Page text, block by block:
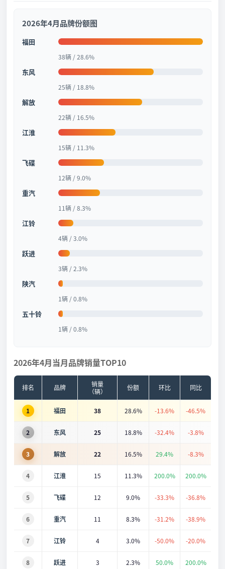
2026年4月品牌份额图
福田
38辆 / 28.6%
东风
25辆 / 18.8%
解放
22辆 / 16.5%
江淮
15辆 / 11.3%
飞碟
12辆 / 9.0%
重汽
11辆 / 8.3%
江铃
4辆 / 3.0%
跃进
3辆 / 2.3%
陕汽
1辆 / 0.8%
五十铃
1辆 / 0.8%
2026年4月当月品牌销量TOP10
排名 品牌
销量
（辆）
份额 环比 同比
1 福田 38 28.6% -13.6% -46.5%
2 东风 25 18.8% -32.4% -3.8%
3 解放 22 16.5% 29.4% -8.3%
4 江淮 15 11.3% 200.0% 200.0%
5 飞碟 12 9.0% -33.3% -36.8%
6 重汽 11 8.3% -31.2% -38.9%
7 江铃 4 3.0% -50.0% -20.0%
8 跃进 3 2.3% 50.0% 200.0%